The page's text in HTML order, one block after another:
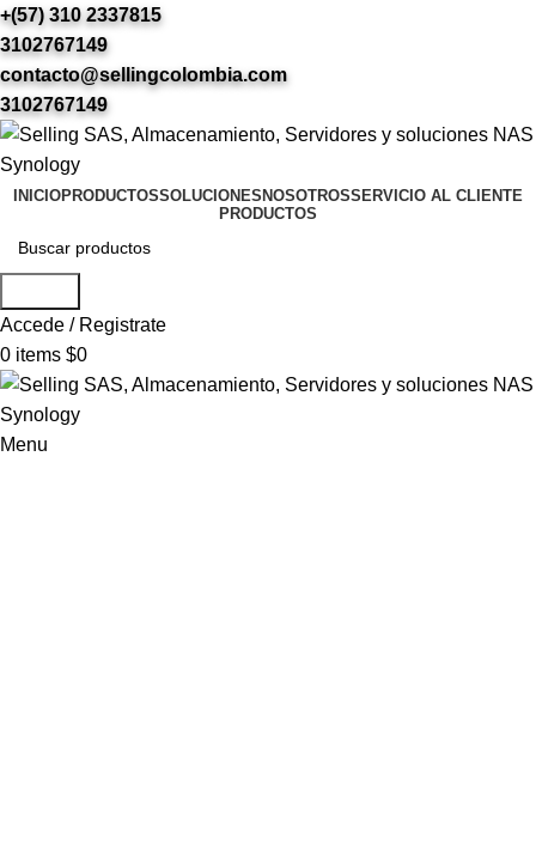
+(57) 310 2337815
3102767149
contacto@sellingcolombia.com
3102767149
INICIOPRODUCTOSSOLUCIONES NOSOTROSSERVICIO AL CLIENTE
PRODUCTOS
Accede / Registrate
0 items $0
Menu